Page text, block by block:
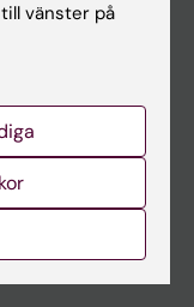
vänster på